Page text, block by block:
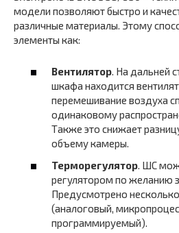
модели позволяют быстро и
различные материалы. Этому
элементы как:
Вентилятор. На дальней
шкафа находится
перемешивание воздуха
одинаковому
Также это снижает
объему камеры.
Терморегулятор. ШС
регулятором по желанию
Предусмотрено
(аналоговый,
программируемый).